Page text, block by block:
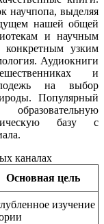
научпопа, выделяя
нашей общей
и научным
конкретным узким
Аудиокниги
и
на выбор
Популярный
базу с
каналах
Основная цель
изучение